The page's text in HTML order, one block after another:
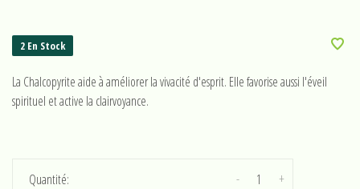
2 En Stock
La Chalcopyrite aide à améliorer la vivacité d'esprit. Elle favorise aussi l'éveil
spirituel et active la clairvoyance.
Quantité: +
-